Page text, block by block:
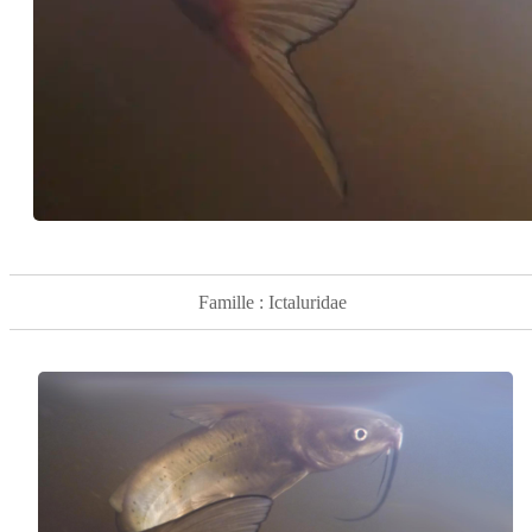
Famille : Ictaluridae